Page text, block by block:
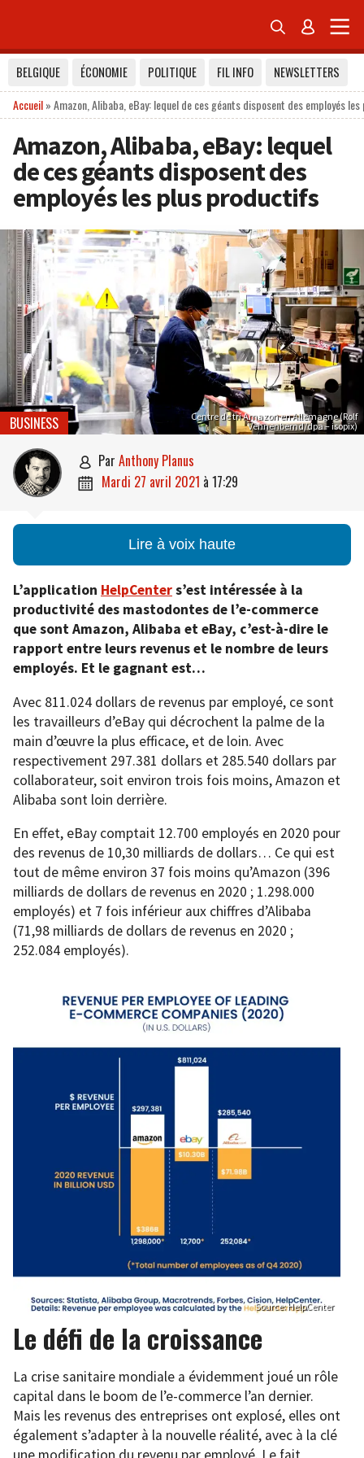
 
BELGIQUE ÉCONOMIE POLITIQUE FIL INFO
NEWSLETTERS
Accueil»Amazon, Alibaba, eBay: lequel de ces géants disposent des employés
Amazon, Alibaba, eBay: lequel
de ces géants disposent des
employés les plus productifs
Centre de tri Amazon en Allemagne (Rolf
Vennenbernd/dpa – isopix)
BUSINESS
 par Anthony Planus
 mardi 27 avril 2021 à 17:29
Lire à voix haute
L’application HelpCenters’est intéressée à la
productivité des mastodontes de l’e-commerce
que sont Amazon, Alibaba et eBay, c’est-à-dire le
rapport entre leurs revenus et le nombre de leurs
employés. Et le gagnant est…
Avec 811.024 dollars de revenus par employé, ce sont
les travailleurs d’eBay qui décrochent la palme de la
main d’œuvre la plus efficace, et de loin. Avec
respectivement 297.381 dollars et 285.540 dollars par
collaborateur, soit environ trois fois moins, Amazon et
Alibaba sont loin derrière.
En effet, eBay comptait 12.700 employés en 2020 pour
des revenus de 10,30 milliards de dollars… Ce qui est
tout de même environ 37 fois moins qu’Amazon (396
milliards de dollars de revenus en 2020 ; 1.298.000
employés) et 7 fois inférieur aux chiffres d’Alibaba
(71,98 milliards de dollars de revenus en 2020 ;
252.084 employés).
Source: HelpCenter
Le défi de la croissance
La crise sanitaire mondiale a évidemment joué un rôle
capital dans le boom de l’e-commerce l’an dernier.
Mais les revenus des entreprises ont explosé, elles ont
également s’adapter à la nouvelle réalité, avec à la clé